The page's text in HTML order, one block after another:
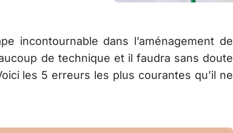
incontournable dans l’aménagement de
de technique et il faudra sans doute
les 5 erreurs les plus courantes qu’il ne